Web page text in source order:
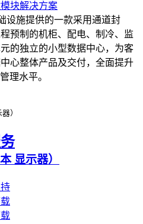
块解决方案
设施提供的一款采用通道封
预制的机柜、配电、制冷、监
的独立的小型数据中心，为客
心整体产品及交付，全面提升
理水平。
）
显示器）